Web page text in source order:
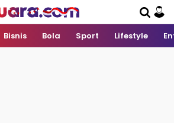
Bisnis Bola Sport Lifestyle